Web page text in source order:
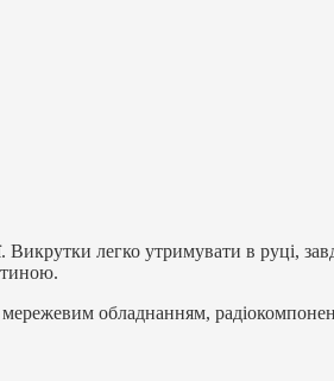
легко утримувати в руці,
обладнанням,